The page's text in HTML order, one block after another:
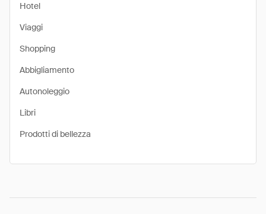
Hotel
Viaggi
Shopping
Abbigliamento
Autonoleggio
Libri
Prodotti di bellezza